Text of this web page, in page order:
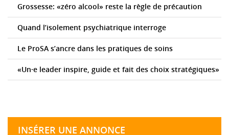
Grossesse: «zéro alcool» reste la règle de précaution
Quand l’isolement psychiatrique interroge
Le ProSA s’ancre dans les pratiques de soins
«Un·e leader inspire, guide et fait des choix stratégiques»
INSÉRER UNE ANNONCE